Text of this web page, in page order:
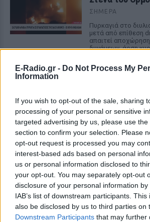
E-Radio.gr - Do Not Process My
Information
If you wish to opt-out of the sale, sharing
processing of your personal or sensitive
targeted advertising by us, please use
section to confirm your selection. Please
opt-out request is processed you may
interest-based ads based on personal
us or personal information disclosed to
your opt-out. You may separately opt-out
disclosure of your personal information
IAB’s list of downstream participants.
also be disclosed by us to third parties on
Downstream Participants that may further
ΣΉΜΕΡΑ
Πυρκαγιά στο
μετά από επίθεση
απαιτεί
δυνάμεων, άρση
θαλάσσια δίοδος
μπάνιο οι
ΣΉΜΕΡΑ
Ο επιχειρηματίας
κατέγραψε το
ΣΚΑΪ και
παραλία
Νέα λεωφόρος
Πόσες λωρίδες
πότε
ΣΉΜΕΡΑ
Η Λεωφόρος